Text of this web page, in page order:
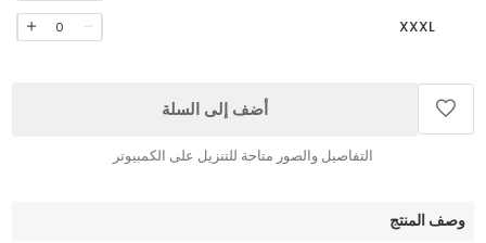
XXXL
0
أضف إلى السلة
التفاصيل والصور متاحة للتنزيل على الكمبيوتر
وصف المنتج